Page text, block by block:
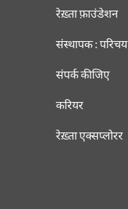
रेख़्ता फ़ाउंडेशन
संस्थापक : परिचय
संपर्क कीजिए
करियर
रेख़्ता एक्सप्लोरर